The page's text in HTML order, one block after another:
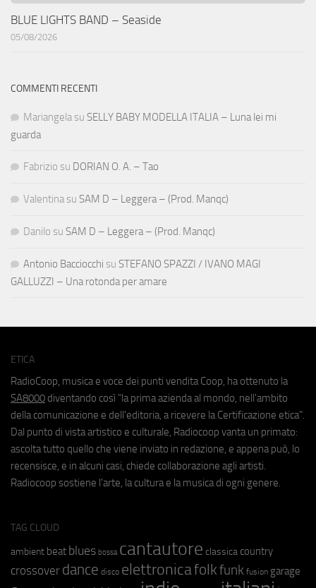
BLUE LIGHTS BAND – Seaside
05/08/2026
COMMENTI RECENTI
Mariangela su SELLY BABY MODELLA ITALIA – Luna lei mi
guarda
Fabrizio su DORIAN O. A. – Tao
Valentina su SAM D – Leggera – (Prod. Manqc)
Danilo su SAM D – Leggera – (Prod. Manqc)
Antonio Bacciocchi su STEFANO SPAZZI / IVANO MAGI
GALLUZZI – Una rotonda per amare
ETICA
RadioCoop, musica e voce dei punti vendita Coop, ha ottenuto la
SA8000 diventando così "la prima azienda al mondo, nell'ambito
della comunicazione e dell'editoria, a ricevere la Certificazione etica".
Dal punto di vista artistico e culturale, Radiocoop vanta un primato:
ascolta tutto quello che viene inviato in redazione, e appena può, lo
recensisce, e in alcuni casi, chiede collaborazione agli artisti.
Radiocoop sostiene l'arte, la cultura e la musica di ogni genere.
TAG CLOUD
ambient beat blues bossa cantautore classica country
crossover dance disco elettronicafolkfunk fusion garage